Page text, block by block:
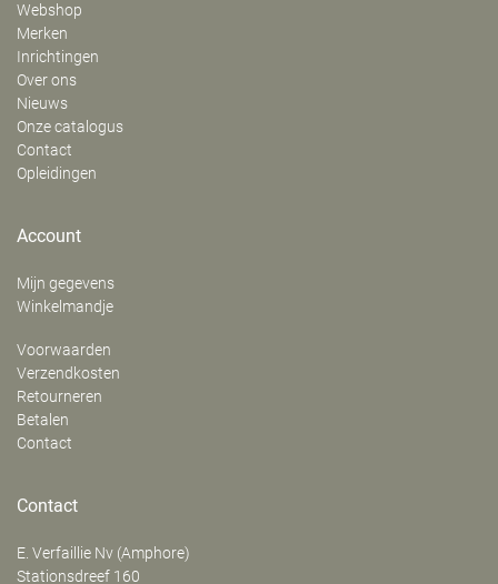
Webshop
Merken
Inrichtingen
Over ons
Nieuws
Onze catalogus
Contact
Opleidingen
Account
Mijn gegevens
Winkelmandje
Voorwaarden
Verzendkosten
Retourneren
Betalen
Contact
Contact
E. Verfaillie Nv (Amphore)
‍Stationsdreef 160